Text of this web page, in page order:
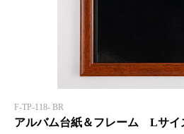
F-TP-118- BR
アルバム台紙＆フレーム Lサ